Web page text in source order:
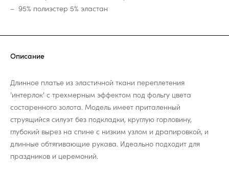
95% полиэстер 5% эластан
Описание
Длинное платье из эластичной ткани переплетения
'интерлок' с трехмерным эффектом под фольгу цвета
состаренного золота. Модель имеет приталенный
струящийся силуэт без подкладки, круглую горловину,
глубокий вырез на спине с низким узлом и драпировкой, и
длинные обтягивающие рукава. Идеально подходит для
праздников и церемоний.